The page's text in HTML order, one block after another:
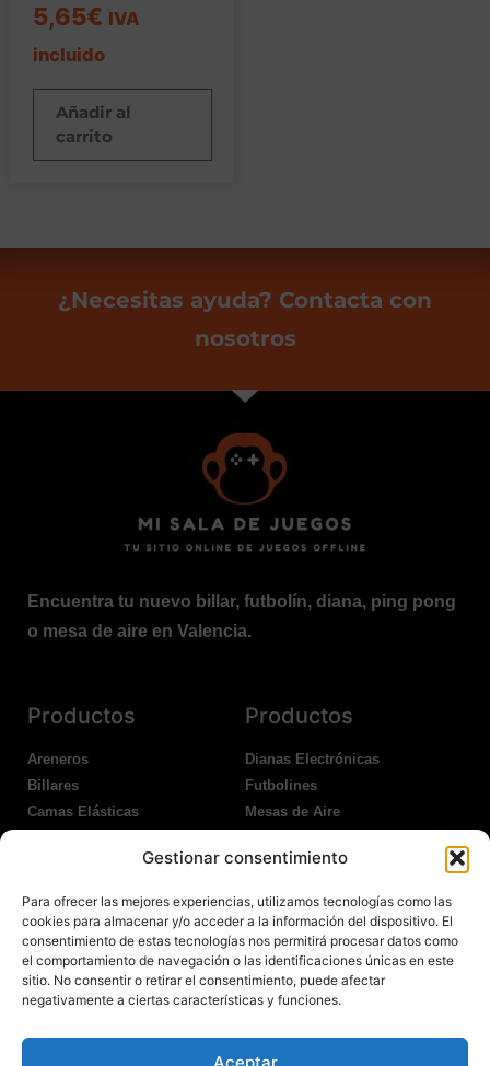
Gestionar consentimiento
Para ofrecer las mejores experiencias, utilizamos tecnologías como las
cookies para almacenar y/o acceder a la información del dispositivo. El
consentimiento de estas tecnologías nos permitirá procesar datos como
el comportamiento de navegación o las identificaciones únicas en este
sitio. No consentir o retirar el consentimiento, puede afectar
negativamente a ciertas características y funciones.
Aceptar
5,65€ IVA
incluido
Añadir al
carrito
¿Necesitas ayuda? Contacta con
nosotros
Encuentra tu nuevo billar, futbolín, diana, ping pong
o mesa de aire en Valencia.
Productos
Areneros
Billares
Camas Elásticas
Productos
Dianas Electrónicas
Futbolines
Mesas de Aire
Ping Pong Exterior
Nosotros
Atención al Cliente
Garantías
Política Devoluciones
Legales
Aviso Legal
Política de Privacidad
Polítíca de RRSS